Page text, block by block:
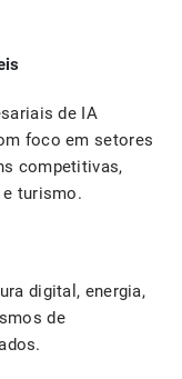
de IA
foco em setores
competitivas,
turismo.
digital, energia,
de